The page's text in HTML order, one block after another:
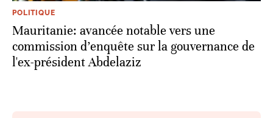
POLITIQUE
Mauritanie: avancée notable vers une
commission d’enquête sur la gouvernance de
l'ex-président Abdelaziz